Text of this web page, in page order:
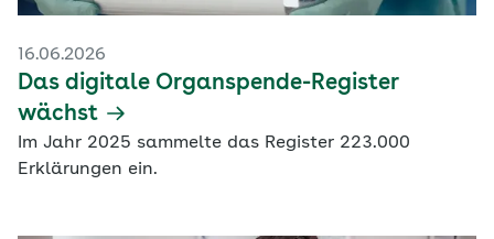
16.06.2026
Das digitale Organspende-Register
wächst
Im Jahr 2025 sammelte das Register 223.000
Erklärungen ein.